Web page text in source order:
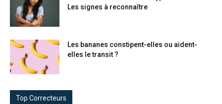
Les signes à reconnaître
Les bananes constipent-elles ou aident-
elles le transit ?
Top Correcteurs